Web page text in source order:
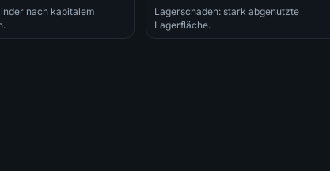
nach kapitalem
Lagerschaden: stark abgenutzte
Lagerfläche.